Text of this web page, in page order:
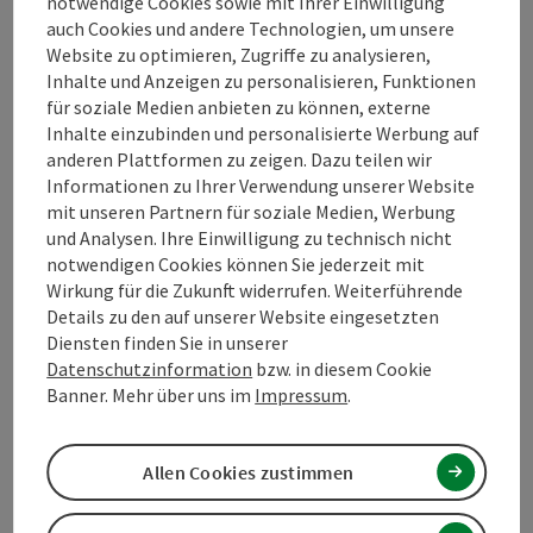
Kontakt
Öffnungszeiten
Anreise/Lage
Eignung
auch Cookies und andere Technologien, um unsere
Website zu optimieren, Zugriffe zu analysieren,
Inhalte und Anzeigen zu personalisieren, Funktionen
für soziale Medien anbieten zu können, externe
Inhalte einzubinden und personalisierte Werbung auf
anderen Plattformen zu zeigen. Dazu teilen wir
Informationen zu Ihrer Verwendung unserer Website
mit unseren Partnern für soziale Medien, Werbung
und Analysen. Ihre Einwilligung zu technisch nicht
notwendigen Cookies können Sie jederzeit mit
Wirkung für die Zukunft widerrufen. Weiterführende
Details zu den auf unserer Website eingesetzten
Diensten finden Sie in unserer
Datenschutzinformation bzw. in diesem Cookie
Banner. Mehr über uns im Impressum.
Allen Cookies zustimmen